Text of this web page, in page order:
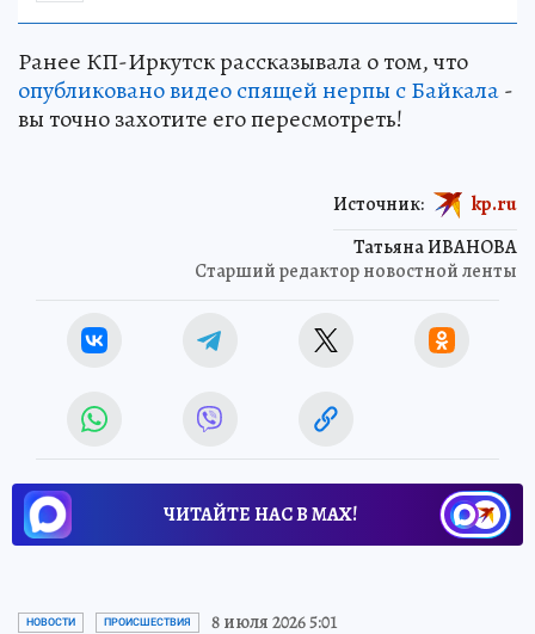
Ранее КП-Иркутск рассказывала о том, что
опубликовано видео спящей нерпы с Байкала-
вы точно захотите его пересмотреть!
Татьяна ИВАНОВА
Старший редактор новостной ленты
Источник: kp.ru
ЧИТАЙТЕ НАС В МАХ!
НОВОСТИ ПРОИСШЕСТВИЯ 8 июля 2026 5:01